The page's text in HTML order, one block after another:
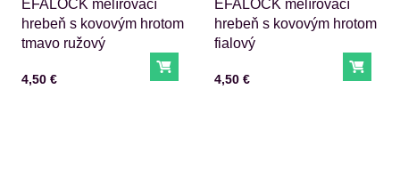
EFALOCK melírovací
hrebeň s kovovým hrotom
tmavo ružový
Cena s DPH
4,50 € Do košíka
EFALOCK melírovací
hrebeň s kovovým hrotom
fialový
Cena s DPH
4,50 € Do